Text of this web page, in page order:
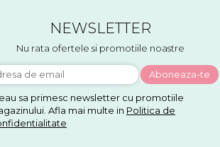
NEWSLETTER
Nu rata ofertele si promotiile noastre
sa primesc newsletter cu promotiile
Afla mai multe in Politica de